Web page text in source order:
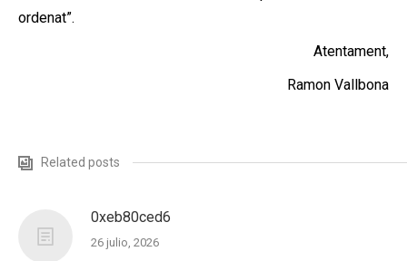
ordenat”.
Atentament,
Ramon Vallbona
Related posts
0xeb80ced6
26 julio, 2026